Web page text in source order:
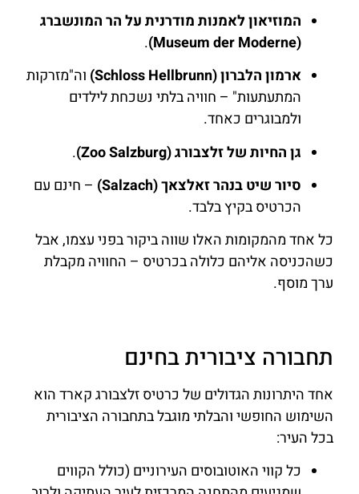
המוזיאון לאמנות מודרנית על הר המונשברג
(Museum der Moderne)
.
ארמון הלברון (Schloss Hellbrunn)
וה"מזרקות
המתעתעות" – חוויה בלתי נשכחת לילדים
ולמבוגרים כאחד.
גן החיות של זלצבורג (Zoo Salzburg)
.
סיור שיט בנהר זאלצאך (Salzach)
– חינם עם
הכרטיס בקיץ בלבד.
כל אחד מהמקומות האלו שווה ביקור בפני עצמו, אבל
כשהכניסה אליהם כלולה בכרטיס – החוויה מקבלת
ערך מוסף.
תחבורה ציבורית בחינם
אחד היתרונות הגדולים של כרטיס זלצבורג קארד הוא
השימוש החופשי והבלתי מוגבל בתחבורה הציבורית
בכל העיר:
כל קווי האוטובוסים העירוניים (כולל הקווים